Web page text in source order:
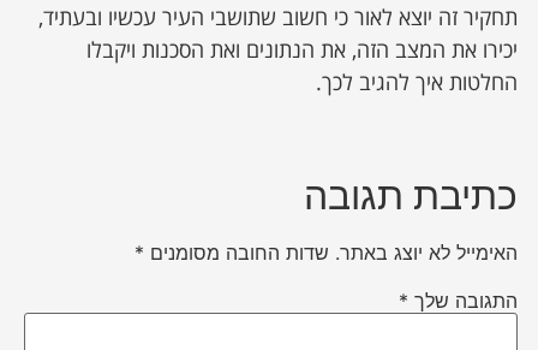
תחקיר זה יוצא לאור כי חשוב שתושבי העיר עכשיו ובעתיד,
יכירו את המצב הזה, את הנתונים ואת הסכנות ויקבלו
החלטות איך להגיב לכך.
כתיבת תגובה
האימייל לא יוצג באתר. שדות החובה מסומנים *
התגובה שלך *